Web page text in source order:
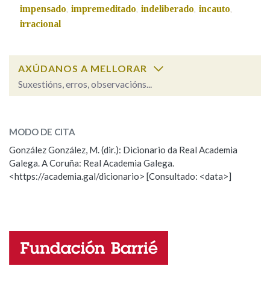
Nos exemplos
Marcas gramaticais
Pertence a
impensado, impremeditado, indeliberado, incauto,
irracional
AXÚDANOS A MELLORAR
Suxestións, erros, observacións...
ESCOLLE UNHA OPCIÓN:
Observación Hai un erro na palabra
Propoño mellorar a definición
Nome
MODO DE CITA
González González, M. (dir.): Dicionario da Real Academia
Galega. A Coruña: Real Academia Galega.
<https://academia.gal/dicionario> [Consultado: <data>]